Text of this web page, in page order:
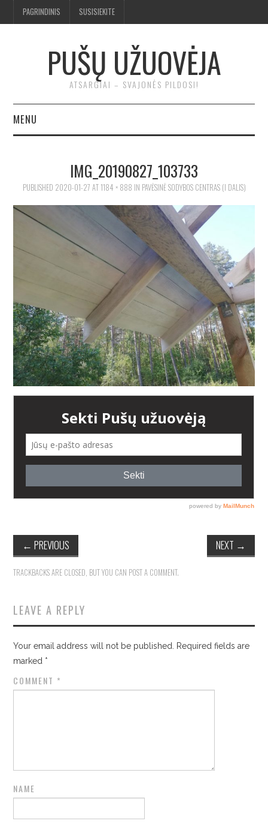
PAGRINDINIS SUSISIEKITE
PUŠŲ UŽUOVĖJA
ATSARGIAI – SVAJONĖS PILDOSI!
MENU
KLUONAS
ĮRANKIAI
AUGALAI
IMG_20190827_103733
PUBLISHED 2020-01-27 AT1184 × 888 IN PAVĖSINĖ SODYBOS CENTRAS (I DALIS)
← PREVIOUS NEXT →
TRACKBACKS ARE CLOSED, BUT YOU CAN POST A COMMENT.
LEAVE A REPLY
Your email address will not be published.
Required fields are
marked *
COMMENT *
NAME